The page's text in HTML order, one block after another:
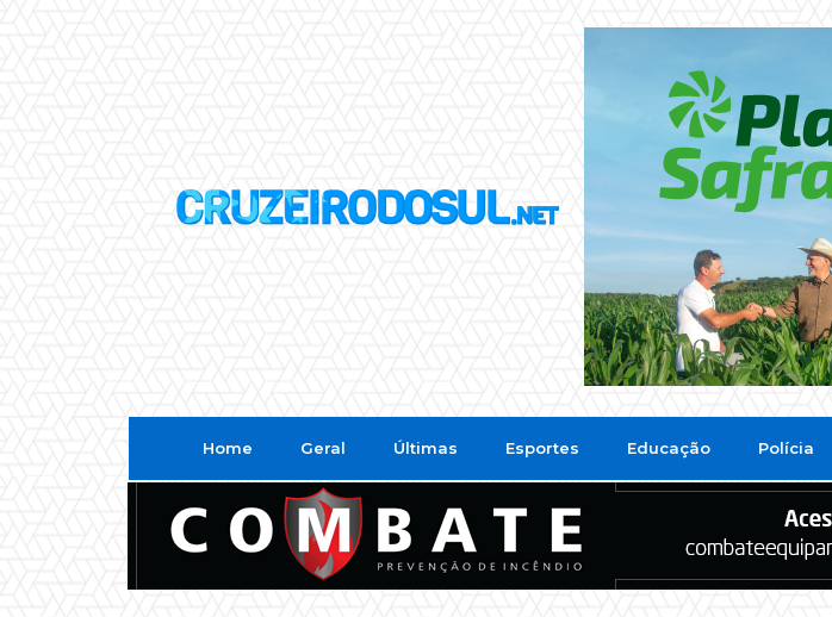
Home Geral Últimas Esportes Educação Polícia